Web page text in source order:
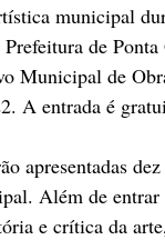
municipal
de
Municipal de
A entrada é
apresentadas
Além de
e crítica da